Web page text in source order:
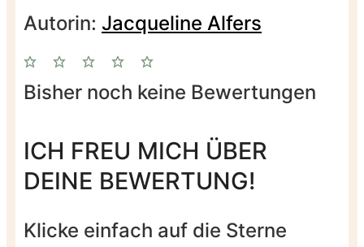
Autorin: Jacqueline Alfers
Bisher noch keine Bewertungen
ICH FREU MICH ÜBER
DEINE BEWERTUNG!
Klicke einfach auf die Sterne